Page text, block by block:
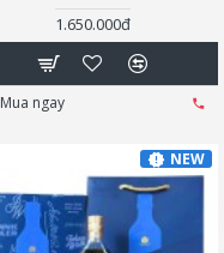
1.650.000đ
Mua ngay
NEW